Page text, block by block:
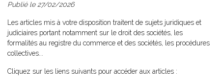
Publié le 27/02/2026
Les articles mis à votre disposition traitent de sujets juridiques et
judiciaires portant notamment sur le droit des sociétés, les
formalités au registre du commerce et des sociétés, les procédures
collectives...
Cliquez sur les liens suivants pour accéder aux articles :